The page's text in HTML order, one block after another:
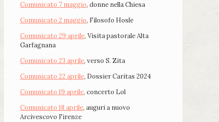
Comunicato 7 maggio, donne nella Chiesa
Comunicato 2 maggio, Filosofo Hosle
Comunicato 29 aprile, Visita pastorale Alta
Garfagnana
Comunicato 23 aprile, verso S. Zita
Comunicato 22 aprile, Dossier Caritas 2024
Comunicato 19 aprile, concerto Lol
Comunicato 18 aprile, auguri a nuovo
Arcivescovo Firenze